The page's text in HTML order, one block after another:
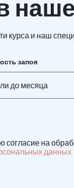
курса и наш
запоя
до месяца
согласие на
данных